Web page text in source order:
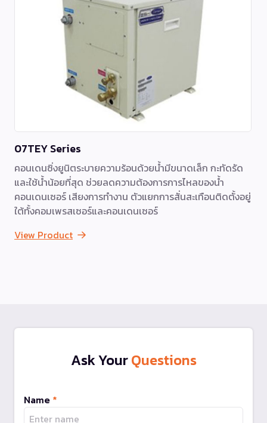
07TEY Series
คอนเดนซิ่งยูนิตระบายความร้อนด้วยน้ำมีขนาดเล็ก กะทัดรัด
และใช้น้ำน้อยที่สุด ช่วยลดความต้องการการไหลของน้ำ
คอนเดนเซอร์ เสียงการทำงาน ตัวแยกการสั่นสะเทือนติดตั้งอยู่
ใต้ทั้งคอมเพรสเซอร์และคอนเดนเซอร์
View Product
Ask YourQuestions
Name *